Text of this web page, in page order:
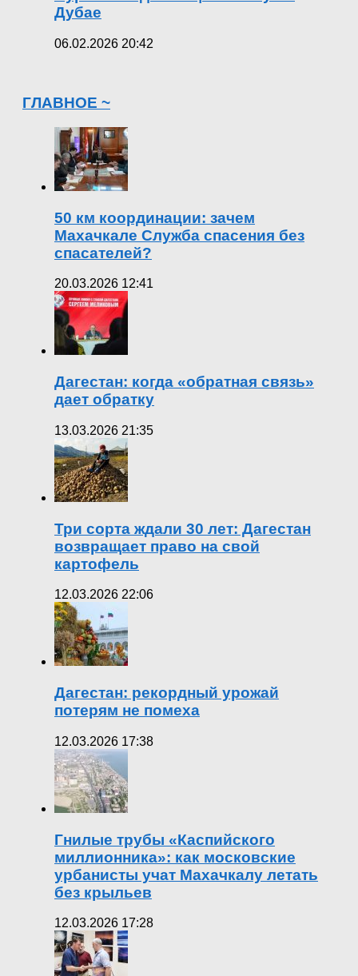
Дубае
06.02.2026 20:42
ГЛАВНОЕ ~
50 км координации: зачем
Махачкале Служба спасения без
спасателей?
20.03.2026 12:41
Дагестан: когда «обратная связь»
дает обратку
13.03.2026 21:35
Три сорта ждали 30 лет: Дагестан
возвращает право на свой
картофель
12.03.2026 22:06
Дагестан: рекордный урожай
потерям не помеха
12.03.2026 17:38
Гнилые трубы «Каспийского
миллионника»: как московские
урбанисты учат Махачкалу летать
без крыльев
12.03.2026 17:28